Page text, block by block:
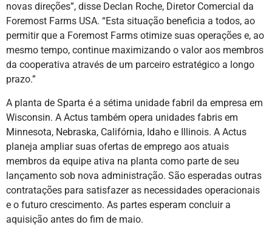
novas direções”, disse Declan Roche, Diretor Comercial da
Foremost Farms USA. “Esta situação beneficia a todos, ao
permitir que a Foremost Farms otimize suas operações e, ao
mesmo tempo, continue maximizando o valor aos membros
da cooperativa através de um parceiro estratégico a longo
prazo.”
A planta de Sparta é a sétima unidade fabril da empresa em
Wisconsin. A Actus também opera unidades fabris em
Minnesota, Nebraska, Califórnia, Idaho e Illinois. A Actus
planeja ampliar suas ofertas de emprego aos atuais
membros da equipe ativa na planta como parte de seu
lançamento sob nova administração. São esperadas outras
contratações para satisfazer as necessidades operacionais
e o futuro crescimento. As partes esperam concluir a
aquisição antes do fim de maio.